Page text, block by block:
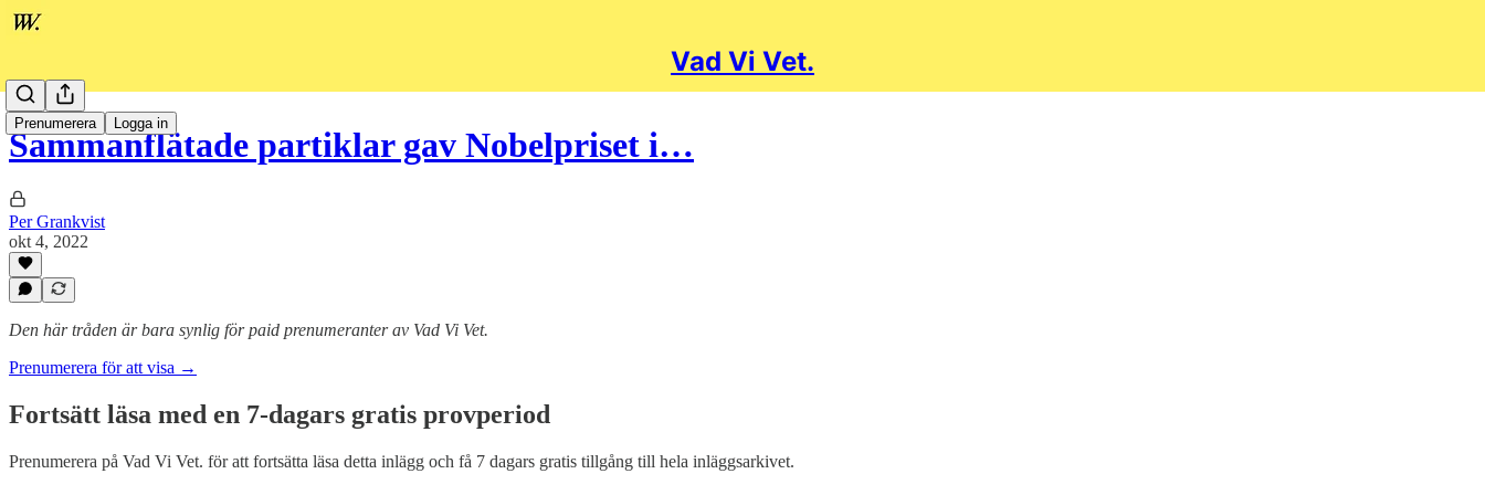
Vad Vi Vet.
Prenumerera Logga in
Sammanflätade partiklar gav Nobelpriset i…
Per Grankvist
okt 4, 2022
Den här tråden är bara synlig för paid prenumeranter av Vad Vi Vet.
Prenumerera för att visa →
Fortsätt läsa med en 7-dagars gratis provperiod
Prenumerera på Vad Vi Vet. för att fortsätta läsa detta inlägg och få 7 dagars gratis tillgång till hela inläggsarkivet.